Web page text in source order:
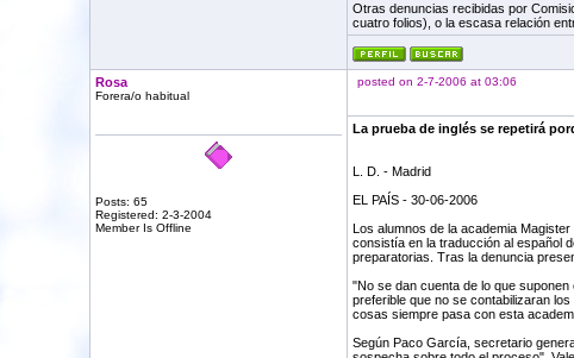
Otras denuncias recibidas por
cuatro folios), o la escasa relación
Rosa
Forera/o habitual
Posts: 65
Registered: 2-3-2004
Member Is Offline
posted on 2-7-2006 at 03:06
La prueba de inglés se repetirá
L. D. - Madrid
EL PAÍS - 30-06-2006
Los alumnos de la academia
consistía en la traducción al español
preparatorias. Tras la denuncia
"No se dan cuenta de lo que
preferible que no se contabilizaran
cosas siempre pasa con esta
Según Paco García, secretario